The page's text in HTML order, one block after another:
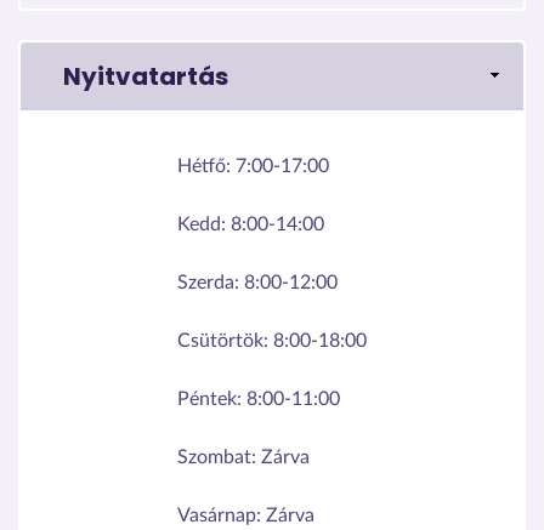
Nyitvatartás
Hétfő: 7:00-17:00
Kedd: 8:00-14:00
Szerda: 8:00-12:00
Csütörtök: 8:00-18:00
Péntek: 8:00-11:00
Szombat: Zárva
Vasárnap: Zárva